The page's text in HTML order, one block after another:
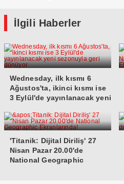
İlgili Haberler
Wednesday, ilk kısmı 6
Ağustos'ta, ikinci kısmı ise
3 Eylül'de yayınlanacak yeni
'Titanik: Dijital Diriliş' 27
Nisan Pazar 20.00'de
National Geographic